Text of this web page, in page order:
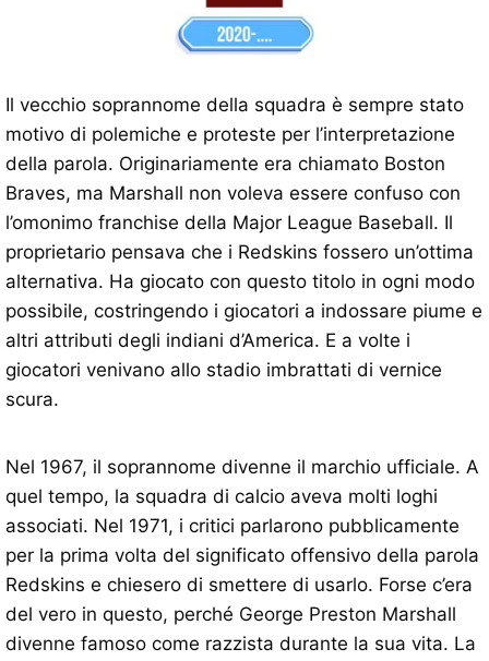
Il vecchio soprannome della squadra è sempre stato
motivo di polemiche e proteste per l’interpretazione
della parola. Originariamente era chiamato Boston
Braves, ma Marshall non voleva essere confuso con
l’omonimo franchise della Major League Baseball. Il
proprietario pensava che i Redskins fossero un’ottima
alternativa. Ha giocato con questo titolo in ogni modo
possibile, costringendo i giocatori a indossare piume e
altri attributi degli indiani d’America. E a volte i
giocatori venivano allo stadio imbrattati di vernice
scura.
Nel 1967, il soprannome divenne il marchio ufficiale. A
quel tempo, la squadra di calcio aveva molti loghi
associati. Nel 1971, i critici parlarono pubblicamente
per la prima volta del significato offensivo della parola
Redskins e chiesero di smettere di usarlo. Forse c’era
del vero in questo, perché George Preston Marshall
divenne famoso come razzista durante la sua vita. La